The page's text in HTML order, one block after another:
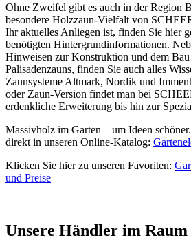
Ohne Zweifel gibt es auch in der Region
besondere Holzzaun-Vielfalt von
Ihr aktuelles Anliegen ist, finden Sie hier
benötigten Hintergrundinformationen.
Hinweisen zur Konstruktion und dem Bau
Palisadenzauns, finden Sie auch alles
Zaunsysteme Altmark, Nordik und
oder Zaun-Version findet man bei
erdenkliche Erweiterung bis hin zur
Massivholz im Garten – um Ideen
direkt in unseren Online-Katalog:
Klicken Sie hier zu unseren Favoriten:
und Preise
Unsere Händler im